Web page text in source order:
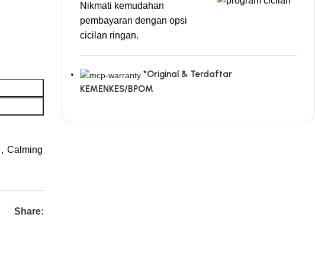
, Calming
Share:
Nikmati kemudahan
pembayaran dengan opsi
cicilan ringan.
*Original & Terdaftar
KEMENKES/BPOM